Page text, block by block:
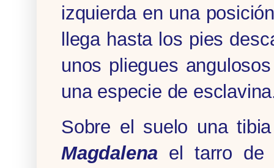
izquierda en una
llega hasta los pies
unos pliegues
una especie de
Sobre el suelo una
Magdalena el tarro de